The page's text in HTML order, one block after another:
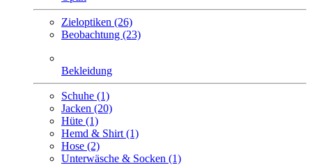
Zieloptiken (26)
Beobachtung (23)
Bekleidung
Schuhe (1)
Jacken (20)
Hüte (1)
Hemd & Shirt (1)
Hose (2)
Unterwäsche & Socken (1)